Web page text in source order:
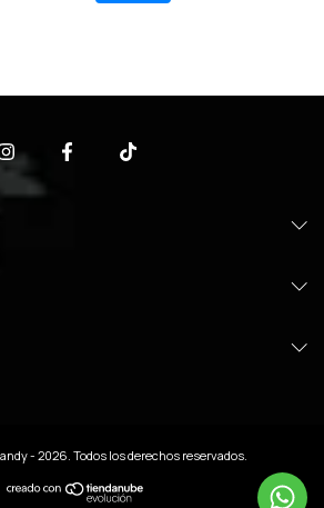
- 2026. Todos los derechos reservados.